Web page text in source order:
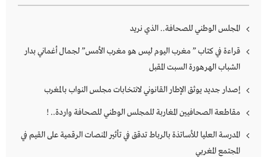
المجلس الوطني للصحافة.. الذي نريد
قراءة في كتاب ” مغرب اليوم ليس هو مغرب الأمس” لجمال أغماني بدار
الشباب الهرهورة السبت المقبل
إصدار جديد يوثق الإطار القانوني لانتخابات مجلس النواب بالمغرب
مقاطعة الصحافيين المغاربة للمجلس الوطني للصحافة واردة.. !
المدرسة العليا للأساتذة بالرباط تدقق في تأثير المنصات الرقمية على القيم في
المجتمع المغربي